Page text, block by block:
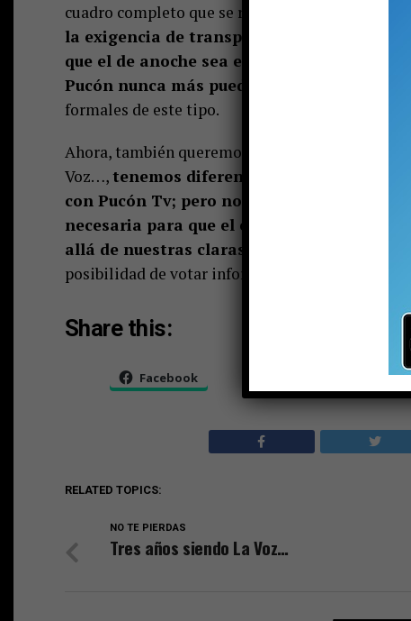
cuadro completo que se realiza en la comuna.
la exigencia de transparencia de parte de
que el de anoche sea el piso para
Pucón nunca más puede haber
una elección
formales de este tipo.
Ahora, también queremos dedicar en esta
Voz…,tenemos diferencias claras en las
con Pucón Tv; pero no obstante pudimos
necesaria para que el evento tenga la
allá de nuestras claras diferencias.
Bien
posibilidad de votar informados. Ahora, solo
Share this:
Facebook
RELATED TOPICS:
NO TE PIERDAS
Tres años siendo La Voz…